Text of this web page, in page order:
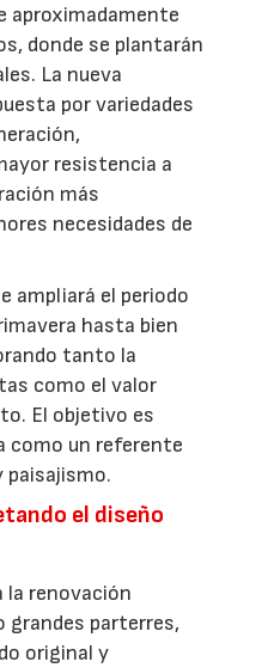
aproximadamente
donde se plantarán
La nueva
por variedades
resistencia a
más
necesidades de
ampliará el periodo
hasta bien
tanto la
como el valor
El objetivo es
como un referente
paisajismo.
el diseño
la renovación
grandes parterres,
original y